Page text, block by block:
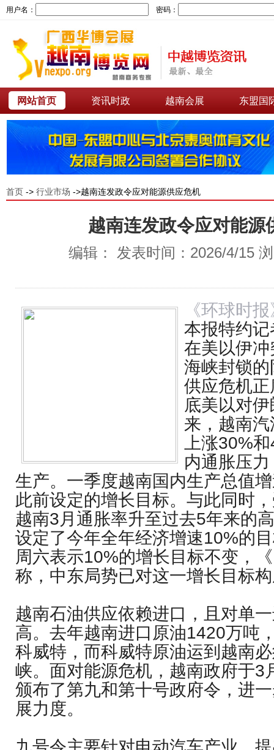
用户名： 密码：
网站首页 资讯时政 越南会展 东盟国
首页 -> 行业市场 ->越南连发政令应对能源供应危机
越南连发政令应对能源
编辑： 发表时间：2026/4/15
《环球时
本报特约
在美以伊
海峡封锁
供应危机
底美以对
来，越南
上涨30%
内通胀压
生产。一季度越南国内生产总值
此前设定的增长目标。与此同时
越南3月通胀率升至过去5年来的
设定了今年全年经济增速10%的
周六表示10%的增长目标不变，
称，中东局势已对这一增长目标
越南石油供应依赖进口，且对单
高。去年越南进口原油1420万吨
科威特，而科威特原油运到越南
峡。面对能源危机，越南政府于3
颁布了第九和第十号政府令，进
展力度。